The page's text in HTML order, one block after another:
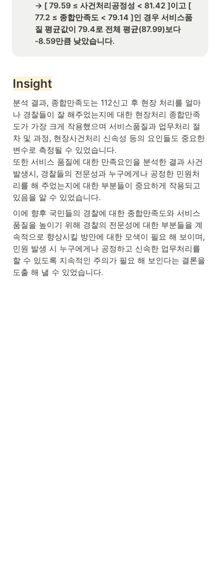
→ [ 79.59 ≤ 사건처리공정성 < 81.42 ]이고 [
77.2 ≤ 종합만족도 < 79.14 ]인 경우 서비스품
질 평균값이 79.4로 전체 평균(87.99)보다
-8.59만큼 낮았습니다.
Insight
분석 결과, 종합만족도는 112신고 후 현장 처리를 얼마
나 경찰들이 잘 해주었는지에 대한 현장처리 종합만족
도가 가장 크게 작용했으며 서비스품질과 업무처리 절
차 및 과정, 현장사건처리 신속성 등의 요인들도 중요한
변수로 측정될 수 있었습니다.
또한 서비스 품질에 대한 만족요인을 분석한 결과 사건
발생시, 경찰들의 전문성과 누구에게나 공정한 민원처
리를 해 주었는지에 대한 부분들이 중요하게 작용되고
있음을 알 수 있었습니다.
이에 향후 국민들의 경찰에 대한 종합만족도와 서비스
품질을 높이기 위해 경찰의 전문성에 대한 부분들을 계
속적으로 향상시킬 방안에 대한 모색이 필요 해 보이며,
민원 발생 시 누구에게나 공정하고 신속한 업무처리를
할 수 있도록 지속적인 주의가 필요 해 보인다는 결론을
도출 해 낼 수 있었습니다.